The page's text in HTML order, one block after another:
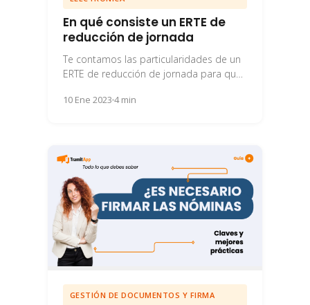
En qué consiste un ERTE de
reducción de jornada
Te contamos las particularidades de un
ERTE de reducción de jornada para que
aplicarlo.
10 Ene 2023 4 min
GESTIÓN DE DOCUMENTOS Y FIRMA